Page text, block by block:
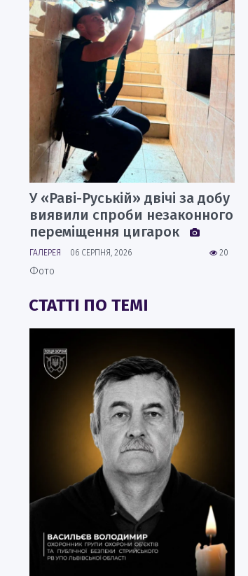
У «Раві-Руській» двічі за добу
виявили спроби незаконного
переміщення цигарок
20
ГАЛЕРЕЯ 06 СЕРПНЯ, 2026
Фото
СТАТТІ ПО ТЕМІ